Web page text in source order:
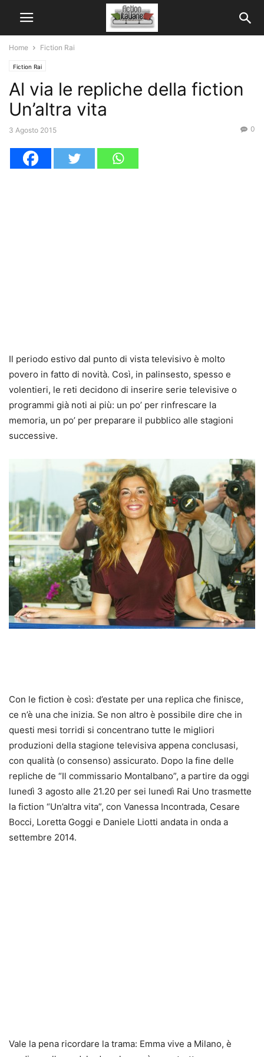
Home Fiction Rai
Fiction Rai
Al via le repliche della fiction
Un’altra vita
3 Agosto 2015 0
Il periodo estivo dal punto di vista televisivo è molto
povero in fatto di novità. Così, in palinsesto, spesso e
volentieri, le reti decidono di inserire serie televisive o
programmi già noti ai più: un po’ per rinfrescare la
memoria, un po’ per preparare il pubblico alle stagioni
successive.
Con le fiction è così: d’estate per una replica che finisce,
ce n’è una che inizia. Se non altro è possibile dire che in
questi mesi torridi si concentrano tutte le migliori
produzioni della stagione televisiva appena conclusasi,
con qualità (o consenso) assicurato. Dopo la fine delle
repliche de “Il commissario Montalbano”, a partire da oggi
lunedì 3 agosto alle 21.20 per sei lunedì Rai Uno trasmette
la fiction “Un’altra vita”, con Vanessa Incontrada, Cesare
Bocci, Loretta Goggi e Daniele Liotti andata in onda a
settembre 2014.
Vale la pena ricordare la trama: Emma vive a Milano, è